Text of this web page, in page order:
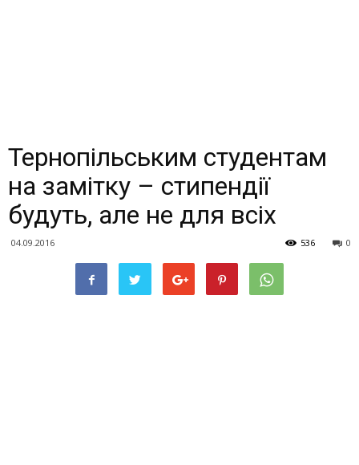
Тернопільським студентам
на замітку – стипендії
будуть, але не для всіх
04.09.2016 0
536